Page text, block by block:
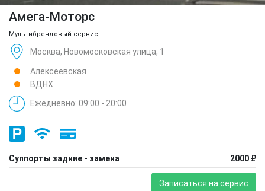
Амега-Моторс
Мультибрендовый сервис
Москва, Новомосковская улица, 1
Алексеевская
ВДНХ
Ежедневно: 09:00 - 20:00
Суппорты задние - замена 2000 ₽
Записаться на сервис